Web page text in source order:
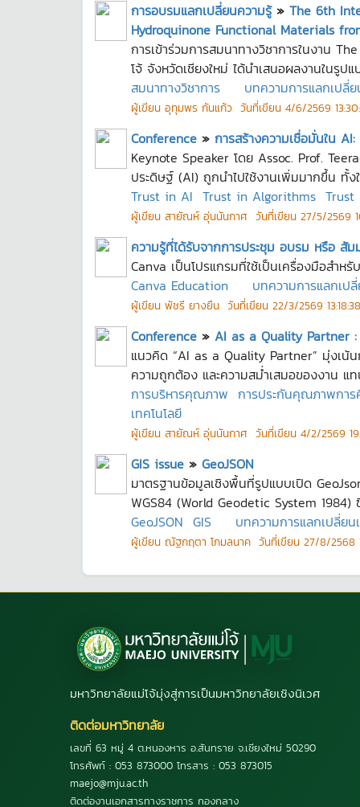
การอบรมแลกเปลี่ยนความรู้» The 6th
Hydroquinone Functional Materials
การเข้าร่วมการสมนาทางวิชาการในงาน
โจ้ จังหวัดเชียงใหม่ ได้นำเสนอผลงานในรูปแ
สมนาทางวิชาการ
บทความการแลกเปลี่ย
ผู้เขียน อุทุมพร กันแก้ว วันที่เขียน 4/6/2569
Conference » การสร้างความเชื่อมั่นใน
Keynote Speaker โดย Assoc. Prof.
ประดิษฐ์ (AI) ถูกนำไปใช้งานเพิ่มมากขึ้น ทั้ง
Trust in AI Trust in Algorithms Trust
ผู้เขียน สายัณห์ อุ่นนันกาศ วันที่เขียน 27/5/2569
ความรู้ที่ได้รับจากการประชุม อบรม หรือ สัม
Canva เป็นโปรแกรมที่ใช้เป็นเครื่องมือสำห
Canva Education
บทความการแลกเป
ผู้เขียน พัชรี ยางยืน วันที่เขียน 22/3/2569 13:18:38
Conference » AI as a Quality Partner :
แนวคิด “AI as a Quality Partner” มุ่งเน้
ความถูกต้อง และความสม่ำเสมอของงาน แท
การบริหารคุณภาพ การประกันคุณภาพการ
เทคโนโลยี
ผู้เขียน สายัณห์ อุ่นนันกาศ วันที่เขียน 4/2/2569
GIS issue » GeoJSON
มาตรฐานข้อมูลเชิงพื้นที่รูปแบบเปิด
WGS84 (World Geodetic System 1984)
GeoJSON GIS บทความการแลกเปลี่ยน
ผู้เขียน ณัฐกฤตา โกมลนาค วันที่เขียน 27/8/2568
มหาวิทยาลัยแม่โจ้มุ่งสู่การเป็นมหาวิทยาลัยเชิงนิเวศ
ติดต่อมหาวิทยาลัย
เลขที่ 63 หมู่ 4 ต.หนองหาร อ.สันทราย จ.เชียงใหม่ 50290
โทรศัพท์ : 053 873000 โทรสาร : 053 873015
maejo@mju.ac.th
ติดต่องานเอกสารทางราชการ กองกลาง